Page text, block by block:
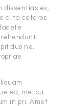
dissentias ex,
clita ceteros
duo ne.
ea, mel cu
in pri. Amet